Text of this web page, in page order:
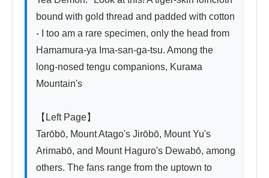
bound with gold thread and padded with cotton
- I too am a rare specimen, only the head from
Hamamura-ya Ima-san-ga-tsu. Among the
long-nosed tengu companions, Kurама
Mountain's
【Left Page】
Tarōbō, Mount Atago's Jirōbō, Mount Yu's
Arimabō, and Mount Haguro's Dewabō, among
others. The fans range from the uptown to